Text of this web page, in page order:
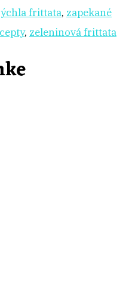
frittata, zapekané
, zeleninová frittata